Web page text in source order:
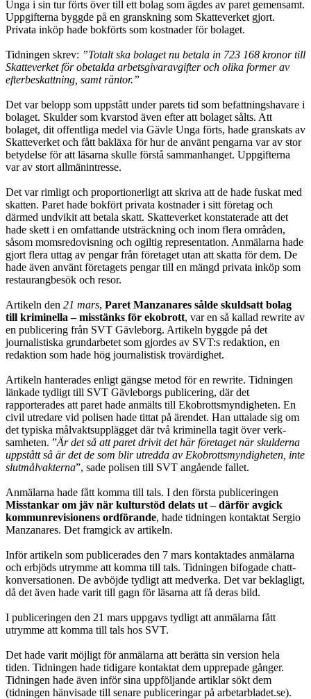
Unga i sin tur förts över till ett bolag som ägdes av paret gemensamt.
Uppgifterna byggde på en granskning som Skatteverket gjort.
Privata inköp hade bokförts som kost­nader för bolaget.
Tidningen skrev: ”Totalt ska bolaget nu betala in 723 168 kronor till
Skatte­verket för obetalda arbetsgivaravgifter och olika former av
efterbeskattning, samt räntor.”
Det var belopp som uppstått under parets tid som befattningshavare i
bolaget. Skulder som kvarstod även efter att bolaget sålts. Att
bolaget, dit offentliga medel via Gävle Unga förts, hade granskats av
Skatteverket och fått bakläxa för hur de använt pengarna var av stor
betydelse för att läsarna skulle förstå samman­hanget. Uppgifterna
var av stort allmänintresse.
Det var rimligt och proportionerligt att skriva att de hade fuskat med
skatten. Paret hade bokfört privata kostnader i sitt företag och
därmed undvikit att betala skatt. Skatteverket konstaterade att det
hade skett i en omfattande utsträckning och inom flera områden,
såsom momsredovisning och ogiltig representation. An­mälarna hade
gjort flera uttag av pengar från företaget utan att skatta för dem. De
hade även använt företagets pengar till en mängd privata inköp som
restau­rang­besök och resor.
Artikeln den 21 mars, Paret Manzanares sålde skuldsatt bolag
till kriminella – misstänks för ekobrott, var en så kallad rewrite av
en publicering från SVT Gävleborg. Artikeln byggde på det
journalistiska grundarbetet som gjordes av SVT:s redaktion, en
redaktion som hade hög journalistisk trovärdighet.
Artikeln hanterades enligt gängse metod för en rewrite. Tidningen
länkade tydligt till SVT Gävleborgs publicering, där det
rapporterades att paret hade anmälts till Ekobrottsmyndigheten. En
civil utredare vid polisen hade tittat på ärendet. Han uttalade sig om
det typiska målvaktsupplägget där två kriminella tagit över verk­
samheten. ”Är det så att paret drivit det här företaget när skulderna
uppstått så är det de som blir utredda av Ekobrottsmyndigheten, inte
slutmålvakterna”, sade polisen till SVT angående fallet.
Anmälarna hade fått komma till tals. I den första publiceringen
Misstankar om jäv när kulturstöd delats ut – därför avgick
kommunrevisionens ordförande, hade tidningen kontaktat Sergio
Manzanares. Det framgick av artikeln.
Inför artikeln som publicerades den 7 mars kontaktades anmälarna
och erbjöds utrymme att komma till tals. Tidningen bifogade chatt-
konversationen. De av­böjde tydligt att medverka. Det var beklagligt,
då det även hade varit till gagn för läsarna att få deras bild.
I publiceringen den 21 mars uppgavs tydligt att anmälarna fått
utrymme att komma till tals hos SVT.
Det hade varit möjligt för anmälarna att berätta sin version hela
tiden. Tidningen hade tidigare kontaktat dem upprepade gånger.
Tidningen hade även inför sina uppföljande artiklar sökt dem
(tidningen hänvisade till senare publiceringar på arbetarbladet.se).